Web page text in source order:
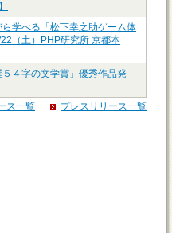
学べる「松下幸之助ゲーム体
（土）PHP研究所 京都本
４字の文学賞」優秀作品発
ス一覧
プレスリリース一覧